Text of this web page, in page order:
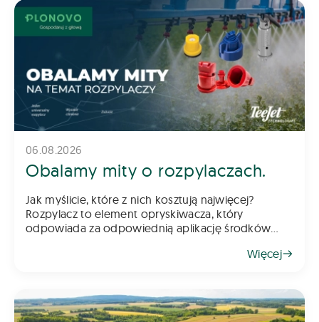
06.08.2026
Obalamy mity o rozpylaczach.
Jak myślicie, które z nich kosztują najwięcej?
Rozpylacz to element opryskiwacza, który
odpowiada za odpowiednią aplikację środków
Więcej